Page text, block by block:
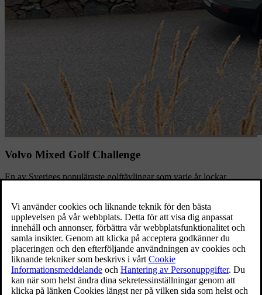
Volvo Mixed Golf Challenge
En av Sveriges populäraste golftävlingar som varje år lockar
Läs mer